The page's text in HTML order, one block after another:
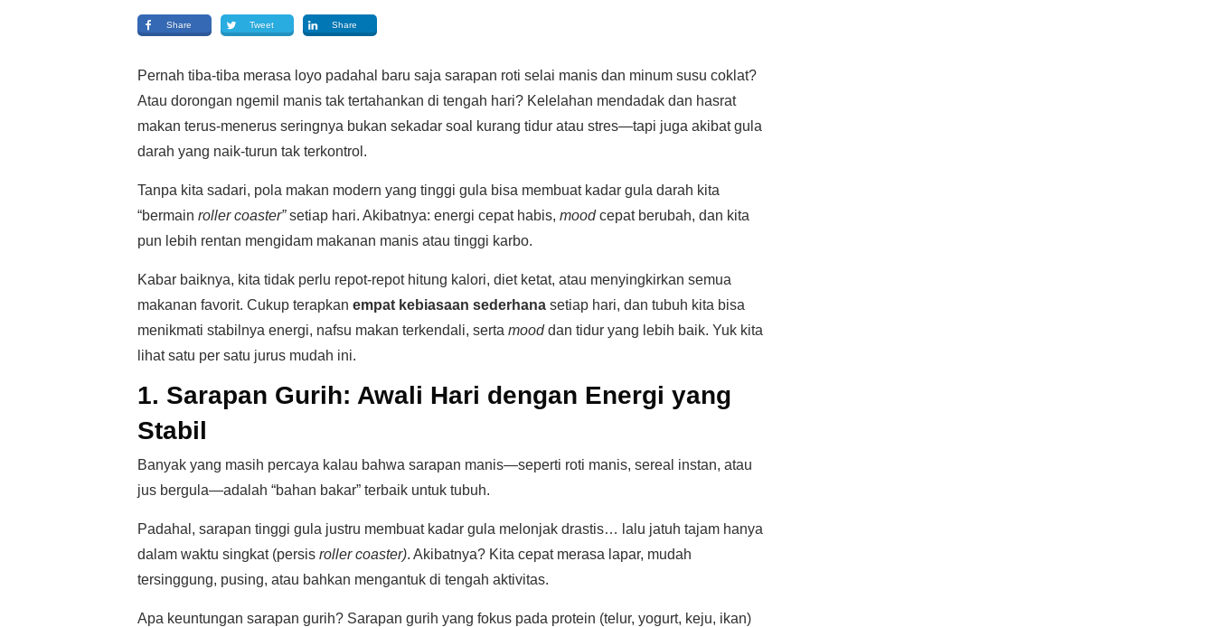
Share Tweet Share
Pernah tiba-tiba merasa loyo padahal baru saja sarapan roti selai manis dan minum susu coklat?
Atau dorongan ngemil manis tak tertahankan di tengah hari? Kelelahan mendadak dan hasrat
makan terus-menerus seringnya bukan sekadar soal kurang tidur atau stres—tapi juga akibat gula
darah yang naik-turun tak terkontrol.
Tanpa kita sadari, pola makan modern yang tinggi gula bisa membuat kadar gula darah kita
“bermain roller coaster”setiap hari. Akibatnya: energi cepat habis, moodcepat berubah, dan kita
pun lebih rentan mengidam makanan manis atau tinggi karbo.
Kabar baiknya, kita tidak perlu repot-repot hitung kalori, diet ketat, atau menyingkirkan semua
makanan favorit. Cukup terapkan empat kebiasaan sederhana setiap hari, dan tubuh kita bisa
menikmati stabilnya energi, nafsu makan terkendali, serta mooddan tidur yang lebih baik. Yuk kita
lihat satu per satu jurus mudah ini.
1. Sarapan Gurih: Awali Hari dengan Energi yang
Stabil
Banyak yang masih percaya kalau bahwa sarapan manis—seperti roti manis, sereal instan, atau
jus bergula—adalah “bahan bakar” terbaik untuk tubuh.
Padahal, sarapan tinggi gula justru membuat kadar gula melonjak drastis… lalu jatuh tajam hanya
dalam waktu singkat (persis roller coaster). Akibatnya? Kita cepat merasa lapar, mudah
tersinggung, pusing, atau bahkan mengantuk di tengah aktivitas.
Apa keuntungan sarapan gurih? Sarapan gurih yang fokus pada protein (telur, yogurt, keju, ikan)